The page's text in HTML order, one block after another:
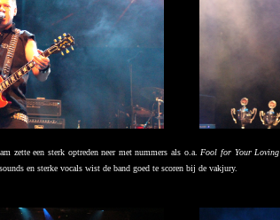
zette een sterk optreden neer met nummers als o.a. Fool for Your Loving
en sterke vocals wist de band goed te scoren bij de vakjury.